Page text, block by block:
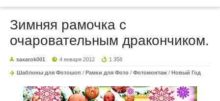
Зимняя рамочка с
очаровательным дракончиком.
saxarok001 4 января 2012 1 358
Шаблоны для Фотошоп / Рамки для Фото / Фотомонтаж / Новый Год